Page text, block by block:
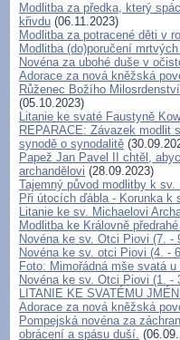
Modlitba za předka, který
křivdu (06.11.2023)
Modlitba za potracené děti v
Modlitba (do)poručení
Novéna za ubohé duše v
Adorace za nová kněžská
Růženec Božího
(05.10.2023)
Litanie ke svaté Faustyně
REPARACE: Závazek modlit
synodě o synodalitě
Papež Jan Pavel II chtěl,
archandělovi (28.09.2023)
Tajemný původ modlitby k sv.
Při útocích ďábla - Korunka k
Litanie ke sv. Michaelovi
Modlitba ke Královně
Novéna ke sv. Otci Piovi (7. -
Novéna ke sv. otci Piovi (4. -
Foto: Mimořádná mše svatá
Novéna ke sv. Otci Piovi (1. -
LITANIE KE SVATÉMU
Adorace za nová kněžská
Pompejská novéna za
obrácení a spásu duší.